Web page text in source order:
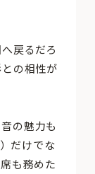
戻るだろ
の相性が
の魅力も
だけでな
も務めた